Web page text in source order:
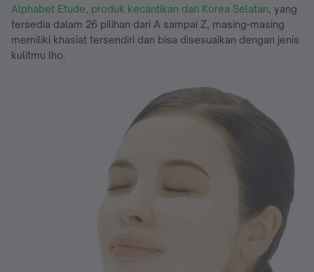
Alphabet Etude, produk kecantikan dari Korea Selatan, yang
tersedia dalam 26 pilihan dari A sampai Z, masing-masing
memiliki khasiat tersendiri dan bisa disesuaikan dengan jenis
kulitmu lho.